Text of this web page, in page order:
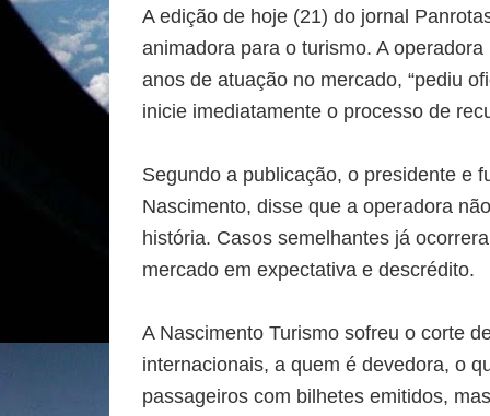
A edição de hoje (21) do jornal
animadora para o turismo. A
anos de atuação no mercado, “pediu
inicie imediatamente o processo de
Segundo a publicação, o presidente e
Nascimento, disse que a operadora
história. Casos semelhantes já
mercado em expectativa e descrédito.
A Nascimento Turismo sofreu o corte
internacionais, a quem é devedora, o
passageiros com bilhetes emitidos,